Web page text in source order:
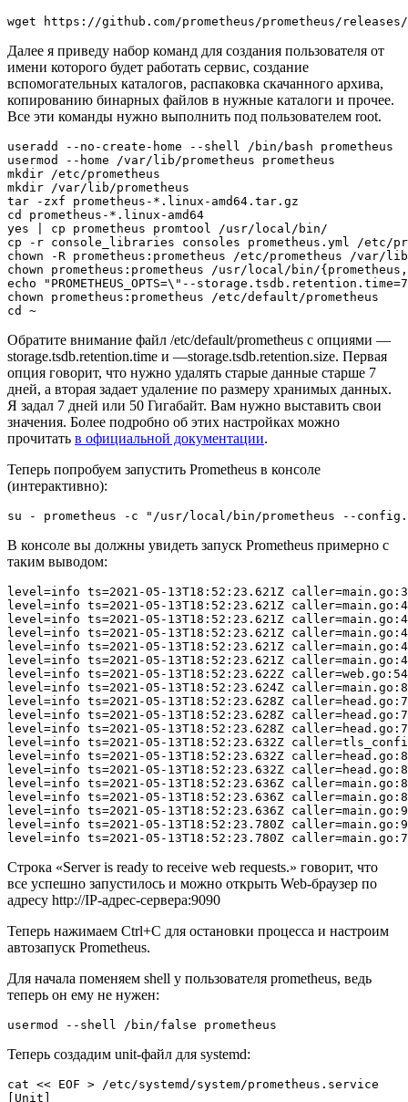
Далее я приведу набор команд для создания пользователя от
имени которого будет работать сервис, создание
вспомогательных каталогов, распаковка скачанного архива,
копированию бинарных файлов в нужные каталоги и прочее.
Все эти команды нужно выполнить под пользователем root.
useradd --no-create-home --shell /bin/bash prometheus
usermod --home /var/lib/prometheus prometheus
mkdir /etc/prometheus
mkdir /var/lib/prometheus
tar -zxf prometheus-*.linux-amd64.tar.gz
cd prometheus-*.linux-amd64
yes | cp prometheus promtool /usr/local/bin/
cp -r console_libraries consoles prometheus.yml /etc/
chown -R prometheus:prometheus /etc/prometheus /var/
chown prometheus:prometheus /usr/local/bin/
echo "PROMETHEUS_OPTS=\"--
chown prometheus:prometheus /etc/default/prometheus
Обратите внимание файл /etc/default/prometheus с опциями —
storage.tsdb.retention.time и —storage.tsdb.retention.size. Первая
опция говорит, что нужно удалять старые данные старше 7
дней, а вторая задает удаление по размеру хранимых данных.
Я задал 7 дней или 50 Гигабайт. Вам нужно выставить свои
значения. Более подробно об этих настройках можно
прочитать в официальной документации.
Теперь попробуем запустить Prometheus в консоле
(интерактивно):
В консоле вы должны увидеть запуск Prometheus примерно с
таким выводом:
level=info ts=2021-05-13T18:52:23.621Z
level=info ts=2021-05-13T18:52:23.621Z
level=info ts=2021-05-13T18:52:23.621Z
level=info ts=2021-05-13T18:52:23.621Z
level=info ts=2021-05-13T18:52:23.621Z
level=info ts=2021-05-13T18:52:23.621Z
level=info ts=2021-05-13T18:52:23.622Z
level=info ts=2021-05-13T18:52:23.624Z
level=info ts=2021-05-13T18:52:23.628Z
level=info ts=2021-05-13T18:52:23.628Z
level=info ts=2021-05-13T18:52:23.628Z
level=info ts=2021-05-13T18:52:23.632Z
level=info ts=2021-05-13T18:52:23.632Z
level=info ts=2021-05-13T18:52:23.632Z
level=info ts=2021-05-13T18:52:23.636Z caller=main.go:828
level=info ts=2021-05-13T18:52:23.636Z
level=info ts=2021-05-13T18:52:23.636Z
level=info ts=2021-05-13T18:52:23.780Z
Строка «Server is ready to receive web requests.» говорит, что
все успешно запустилось и можно открыть Web-браузер по
адресу http://IP-адрес-сервера:9090
Теперь нажимаем Ctrl+C для остановки процесса и настроим
автозапуск Prometheus.
Для начала поменяем shell у пользователя prometheus, ведь
теперь он ему не нужен:
Теперь создадим unit-фaйл для systemd:
cat << EOF > /etc/systemd/system/prometheus.service
[Unit]